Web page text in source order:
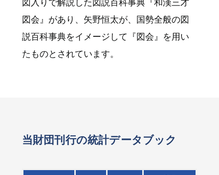
図入りで解説した図説百科事典『和漢三才
図会』があり、矢野恒太が、国勢全般の図
説百科事典をイメージして『図会』を用い
たものとされています。
当財団刊行の統計データブック